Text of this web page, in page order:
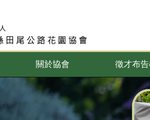
關於協會 徵才布